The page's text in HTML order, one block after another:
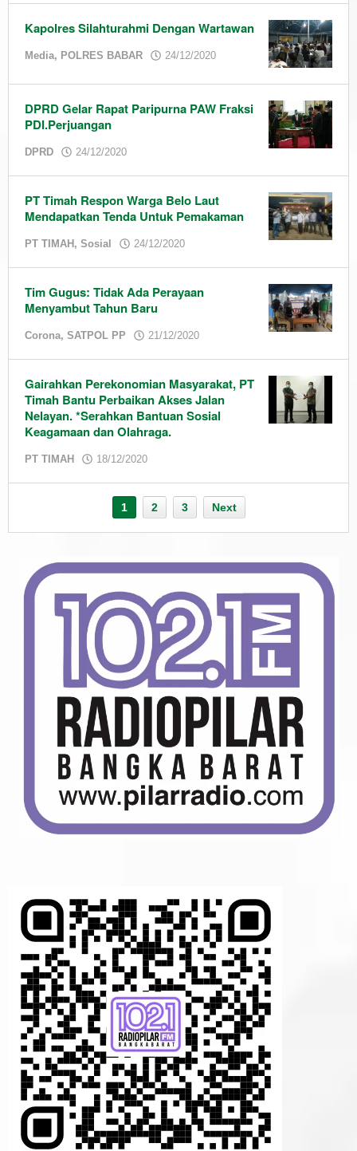
Kapolres Silahturahmi Dengan Wartawan
Media, POLRES BABAR 24/12/2020
DPRD Gelar Rapat Paripurna PAW Fraksi
PDI.Perjuangan
DPRD 24/12/2020
PT Timah Respon Warga Belo Laut
Mendapatkan Tenda Untuk Pemakaman
PT TIMAH , Sosial 24/12/2020
Tim Gugus: Tidak Ada Perayaan
Menyambut Tahun Baru
Corona, SATPOL PP 21/12/2020
Gairahkan Perekonomian Masyarakat, PT
Timah Bantu Perbaikan Akses Jalan
Nelayan. *Serahkan Bantuan Sosial
Keagamaan dan Olahraga.
PT TIMAH 18/12/2020
1 2 3 Next